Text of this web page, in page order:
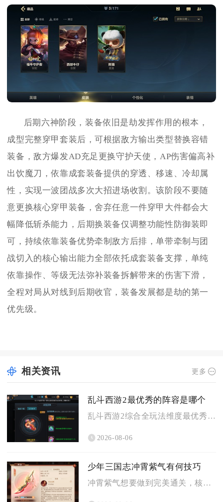
后期六神阶段，装备依旧是劫发挥作用的根本，
成型完整穿甲套装后，可根据敌方输出类型替换容错
装备，敌方爆发AD充足更换守护天使，AP伤害偏高补
出饮魔刀，依靠成套装备提供的穿透、移速、冷却属
性，实现一波团战多次大招进场收割。该阶段不要随
意更换核心穿甲装备，舍弃任意一件穿甲大件都会大
幅降低斩杀能力，后期换装备仅调整功能性防御装即
可，持续依靠装备优势牵制敌方后排，单带牵制与团
战切入的核心输出能力全部依托成套装备支撑，单纯
依靠操作、等级无法弥补装备拆解带来的伤害下滑，
全程对局从对线到后期收官，装备发展都是劫的第一
优先级。
相关资讯 更多
乱斗西游2最优秀的阵容是哪个
乱斗西游2综合全玩法维度最优秀的阵容为蛟魔王搭配魍魉与牛头马...
2026-08-06
少年三国志冲霄紫气有何技巧
冲霄紫气想要做到完美通关，核心技巧就是严格遵循拆帐篷、破机关...